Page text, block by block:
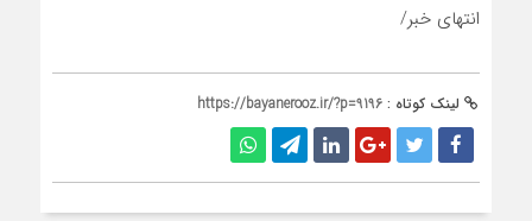
انتهای خبر/
لینک کوتاه : https://bayanerooz.ir/?p=9196